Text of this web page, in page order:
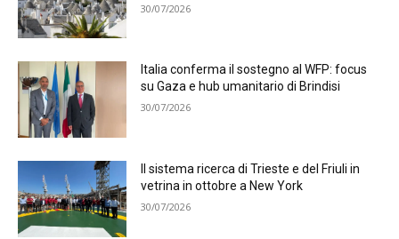
30/07/2026
Italia conferma il sostegno al WFP: focus
su Gaza e hub umanitario di Brindisi
30/07/2026
Il sistema ricerca di Trieste e del Friuli in
vetrina in ottobre a New York
30/07/2026